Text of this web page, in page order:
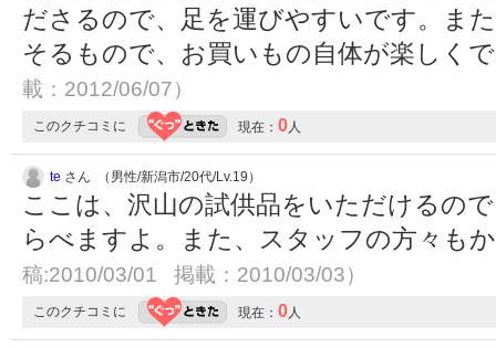
ださるので、足を運びやすいです。ま
そるもので、お買いもの自体が楽しく
載：2012/06/07）
このクチコミに 現在： 0人
te さん （男性/新潟市/20代/Lv.19）
ここは、沢山の試供品をいただけるの
らべますよ。また、スタッフの方々も
稿:2010/03/01 掲載：2010/03/03）
このクチコミに 現在： 0人